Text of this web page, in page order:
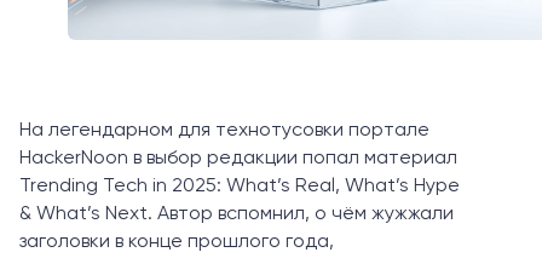
На легендарном для технотусовки портале
HackerNoon в выбор редакции попал материал
Trending Tech in 2025: What’s Real, What’s Hype
& What’s Next. Автор вспомнил, о чём жужжали
заголовки в конце прошлого года,